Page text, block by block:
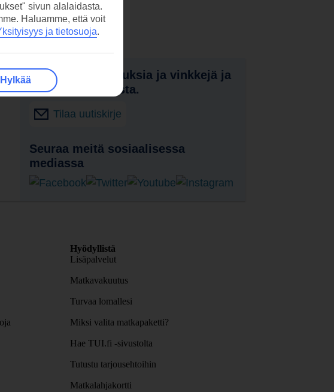
Vastaanota tarjouksia ja vinkkejä ja
tietoja uutuuksista.
Tilaa uutiskirje
Seuraa meitä sosiaalisessa
mediassa
Hyödyllistä
Lisäpalvelut
Matkavakuutus
Turvaa lomallesi
Miksi valita matkapaketti?
Hae TUI.fi -sivustolta
Tutustu tarjousehtoihin
Matkalahjakortti
sivun alalaidasta.
Haluamme, että voit
ja tietosuoja.
Hylkää